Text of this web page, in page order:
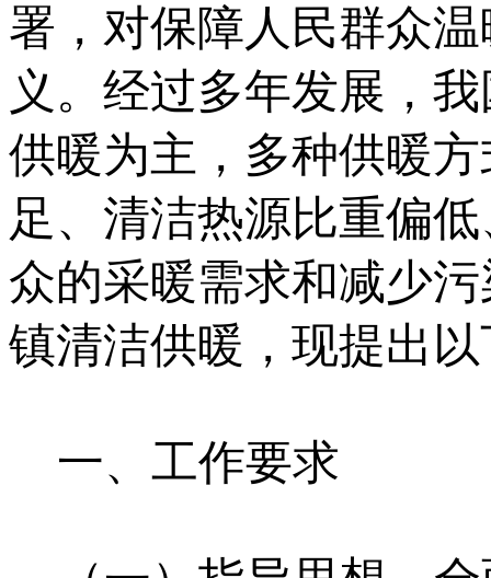
署，对保障人民群众
义。经过多年发展，
供暖为主，多种供暖
足、清洁热源比重偏
众的采暖需求和减少
镇清洁供暖，现提出
一、工作要求